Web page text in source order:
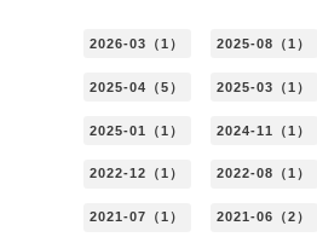
2026-03（1） 2025-08（1）
2025-04（5） 2025-03（1）
2025-01（1） 2024-11（1）
2022-12（1） 2022-08（1）
2021-07（1） 2021-06（2）